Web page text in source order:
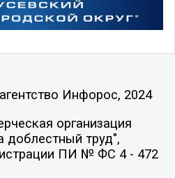
Инфорос, 2024
организация
доблестный труд",
ПИ № ФС 4 - 472